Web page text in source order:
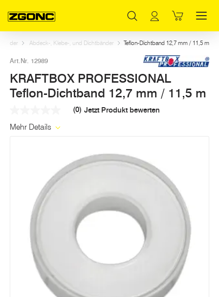
Abdeck-, Klebe-, und Dichtbänder Teflon-Dichtband 12,7 mm / 11,5 m
Art.Nr. 12989
KRAFTBOX PROFESSIONAL
Teflon-Dichtband 12,7 mm / 11,5 m
Link
(0) Jetzt Produkt bewerten
Mehr Details